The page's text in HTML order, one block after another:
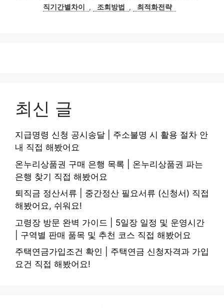
직기간별차이
, 조회방법 , 최적화전략
최신 글
지급명령 신청 공시송달 | 주소불명 시 활용 절차 안
내 직접 해봤어요
온누리상품권 구매 은행 목록 | 온누리상품권 파는
은행 찾기 직접 해봤어요
퇴직금 정산서류 | 중간정산 필요서류 (신청서) 직접
해봤어요, 쉬워요!
고령장 방문 완벽 가이드 | 5일장 일정 및 운영시간
| 구역별 판매 품목 및 추천 코스 직접 해봤어요
주택연금가입조건 확인 | 주택연금 신청자격과 가입
요건 직접 해봤어요!